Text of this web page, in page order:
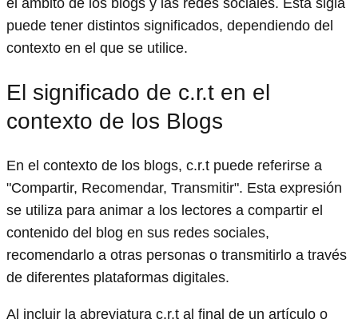
el ámbito de los blogs y las redes sociales. Esta sigla
puede tener distintos significados, dependiendo del
contexto en el que se utilice.
El significado de c.r.t en el
contexto de los Blogs
En el contexto de los blogs, c.r.t puede referirse a
"Compartir, Recomendar, Transmitir". Esta expresión
se utiliza para animar a los lectores a compartir el
contenido del blog en sus redes sociales,
recomendarlo a otras personas o transmitirlo a través
de diferentes plataformas digitales.
Al incluir la abreviatura c.r.t al final de un artículo o